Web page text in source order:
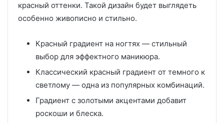
красный оттенки. Такой дизайн будет выглядеть
особенно живописно и стильно.
Красный градиент на ногтях — стильный
выбор для эффектного маникюра.
Классический красный градиент от темного к
светлому — одна из популярных комбинаций.
Градиент с золотыми акцентами добавит
роскоши и блеска.